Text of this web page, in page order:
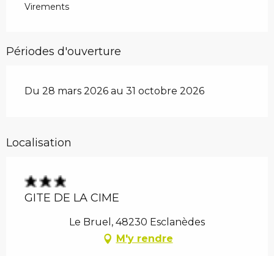
Virements
Périodes d'ouverture
Du 28 mars 2026 au 31 octobre 2026
Localisation
GITE DE LA CIME
Le Bruel, 48230 Esclanèdes
M'y rendre